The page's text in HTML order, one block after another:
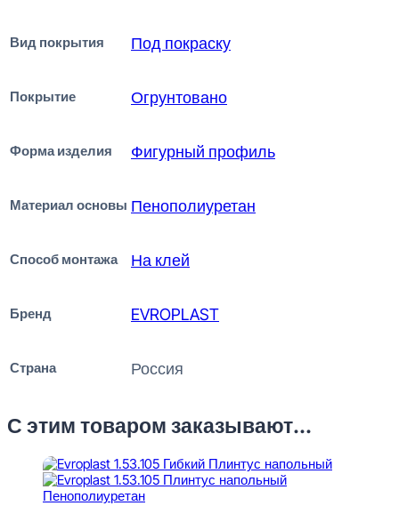
Вид покрытия Под покраску
Покрытие Огрунтовано
Форма изделия Фигурный профиль
Материал основы Пенополиуретан
Способ монтажа На клей
Бренд EVROPLAST
Страна Россия
С этим товаром заказывают...